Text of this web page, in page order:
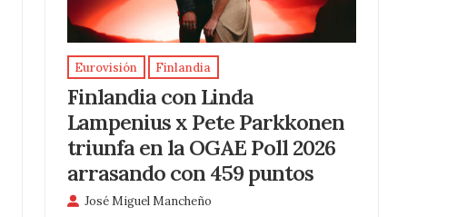
Eurovisión Finlandia
Finlandia con Linda
Lampenius x Pete Parkkonen
triunfa en la OGAE Poll 2026
arrasando con 459 puntos
José Miguel Mancheño